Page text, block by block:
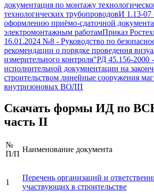
документация по монтажу
технологических трубопроводовИ 1.13-07
оформлению приёмо-сдаточной
электромонтажным работамПриказ
16.01.2024 №8 - Руководство по
рекомендации о порядке проведения
измерительного контроля"РД 45.156-2000 -
исполнительной докумнентации на
строительством линейные сооружения
внутризоновых ВОЛП
Скачать формы ИД по
часть II
№
П/П
Наименование документа
1
Перечень организаций и
участвующих в строительстве